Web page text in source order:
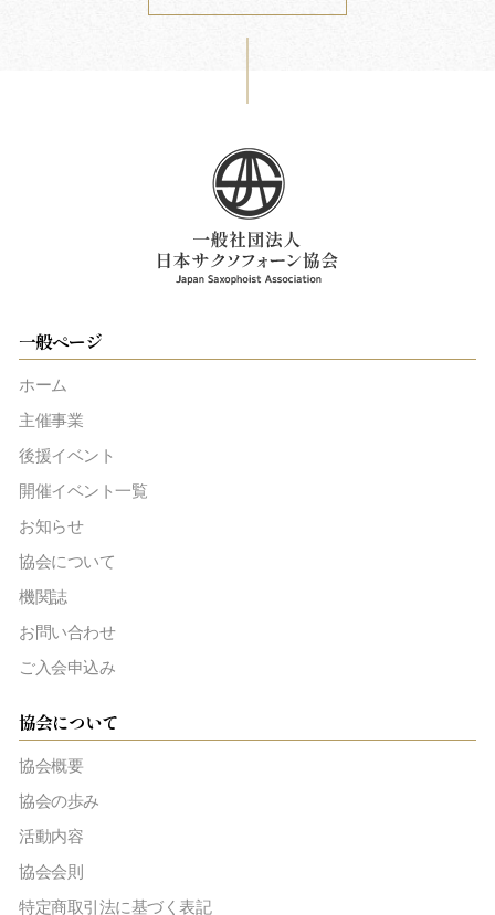
一般ページ
ホーム
主催事業
後援イベント
開催イベント一覧
お知らせ
協会について
機関誌
お問い合わせ
ご入会申込み
協会について
協会概要
協会の歩み
活動内容
協会会則
特定商取引法に基づく表記